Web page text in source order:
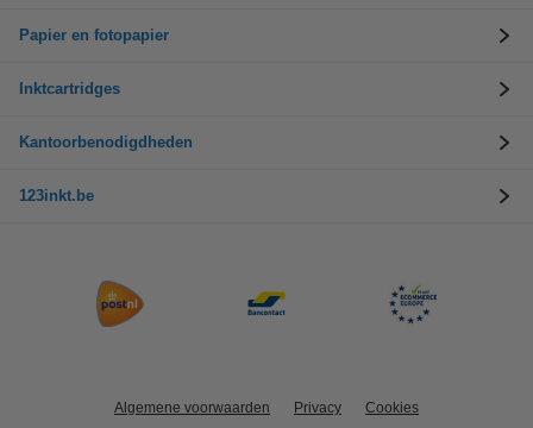
Papier en fotopapier
Inktcartridges
Kantoorbenodigdheden
123inkt.be
Algemene voorwaarden Privacy Cookies